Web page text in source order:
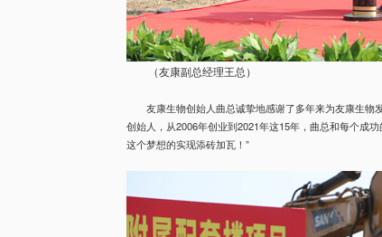
（友康副总经理王总）
友康生物创始人曲总诚挚地感谢了多年来为友康生
创始人，从2006年创业到2021年这15年，曲总和每个成
这个梦想的实现添砖加瓦！”